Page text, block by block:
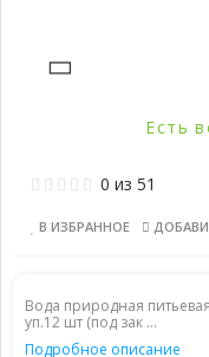
Есть
0 из 51
В ИЗБРАННОЕ
Вода природная питьевая
уп.12 шт (под зак ...
Подробное описание